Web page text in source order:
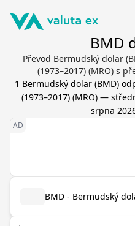
BMD
Převod Bermudský dolar
(1973–2017) (MRO) s
1 Bermudský dolar (BMD)
(1973–2017) (MRO) —
srpna
BMD - Bermudský